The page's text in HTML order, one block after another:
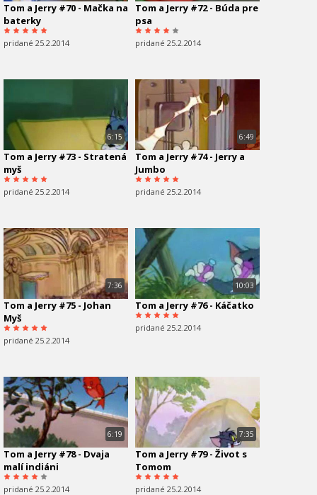
Tom a Jerry #70 - Mačka na
baterky
pridané 25.2.2014
Tom a Jerry #72 - Búda pre
psa
pridané 25.2.2014
6:15
Tom a Jerry #73 - Stratená
myš
pridané 25.2.2014
6:49
Tom a Jerry #74 - Jerry a
Jumbo
pridané 25.2.2014
7:36
Tom a Jerry #75 - Johan
Myš
pridané 25.2.2014
10:03
Tom a Jerry #76 - Káčatko
pridané 25.2.2014
6:19
Tom a Jerry #78 - Dvaja
malí indiáni
pridané 25.2.2014
7:35
Tom a Jerry #79 - Život s
Tomom
pridané 25.2.2014